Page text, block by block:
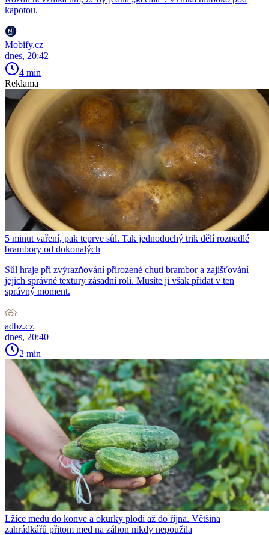
kapotou.
Mobify.cz
dnes, 20:42
4 min
Reklama
5 minut vaření, pak teprve sůl. Tak jednoduchý trik dělí rozpadlé
brambory od dokonalých
Sůl hraje při zvýrazňování přirozené chuti brambor a zajišťování
jejich správné textury zásadní roli. Musíte ji však přidat v ten
správný moment.
adbz.cz
dnes, 20:40
2 min
Lžíce medu do konve a okurky plodí až do října. Většina
zahrádkářů přitom med na záhon nikdy nepoužila